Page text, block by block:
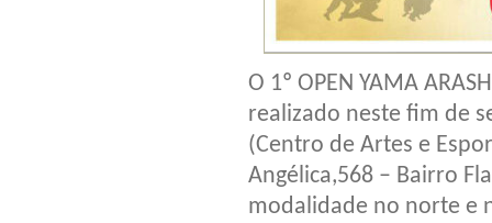
O 1º OPEN YAMA
realizado neste fim de
(Centro de Artes e
Angélica,568 – Bairro
modalidade no norte e